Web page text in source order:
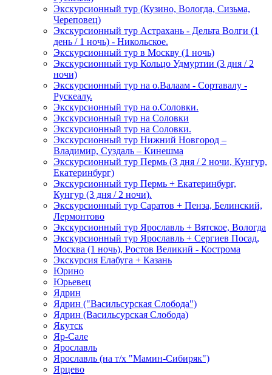
Экскурсионный тур (Кузино, Вологда, Сизьма,
Череповец)
Экскурсионный тур Астрахань - Дельта Волги (1
день / 1 ночь) - Никольское.
Экскурсионный тур в Москву (1 ночь)
Экскурсионный тур Кольцо Удмуртии (3 дня / 2
ночи)
Экскурсионный тур на о.Валаам - Сортавалу -
Рускеалу.
Экскурсионный тур на о.Соловки.
Экскурсионный тур на Соловки
Экскурсионный тур на Соловки.
Экскурсионный тур Нижний Новгород –
Владимир, Суздаль – Кинешма
Экскурсионный тур Пермь (3 дня / 2 ночи, Кунгур,
Екатеринбург)
Экскурсионный тур Пермь + Екатеринбург,
Кунгур (3 дня / 2 ночи).
Экскурсионный тур Саратов + Пенза, Белинский,
Лермонтово
Экскурсионный тур Ярославль + Вятское, Вологда
Экскурсионный тур Ярославль + Сергиев Посад,
Москва (1 ночь), Ростов Великий - Кострома
Экскурсия Елабуга + Казань
Юрино
Юрьевец
Ядрин
Ядрин ("Васильсурская Слобода")
Ядрин (Васильсурская Слобода)
Якутск
Яр-Сале
Ярославль
Ярославль (на т/х "Мамин-Сибиряк")
Ярцево